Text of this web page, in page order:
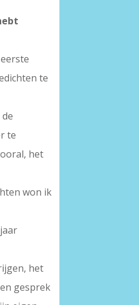
te
te
het
won ik
het
gesprek